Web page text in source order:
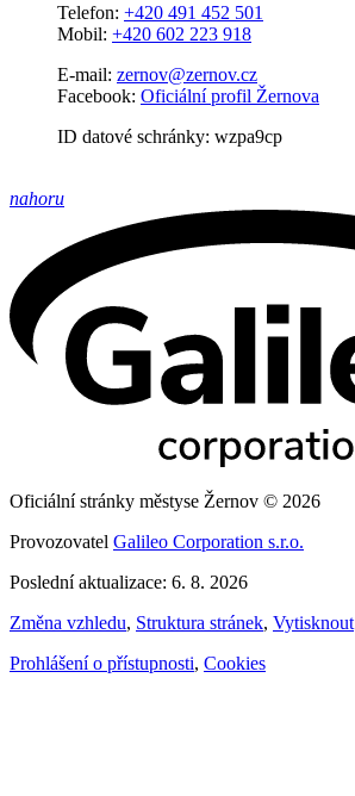
Telefon: +420 491 452 501
Mobil: +420 602 223 918
E-mail: zernov@zernov.cz
Facebook: Oficiální profil Žernova
ID datové schránky: wzpa9cp
nahoru
Oficiální stránky městyse Žernov © 2026
Provozovatel Galileo Corporation s.r.o.
Poslední aktualizace: 6. 8. 2026
Změna vzhledu, Struktura stránek, Vytisknout
Prohlášení o přístupnosti, Cookies